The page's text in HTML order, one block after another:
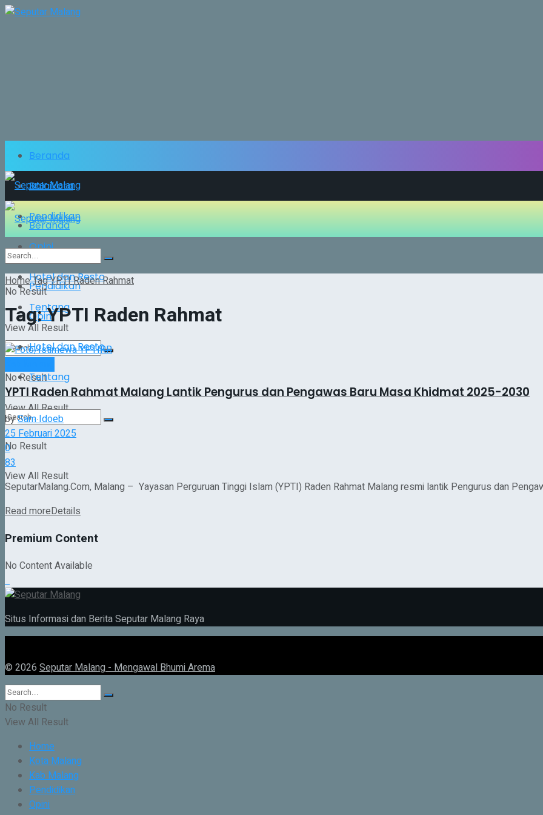
Beranda
Balaikota
Pendidikan
Opini
Hotel dan Resto
Tentang
No Result
View All Result
Beranda
Balaikota
Pendidikan
Opini
Hotel dan Resto
Tentang
No Result
View All Result
No Result
View All Result
HomeTagYPTI Raden Rahmat
Tag:YPTI Raden Rahmat
YPTI Raden Rahmat Malang Lantik Pengurus dan Pengawas Baru Masa Khidmat 2025-2030
bySam Idoeb
25 Februari 2025
0
83
SeputarMalang.Com, Malang – Yayasan Perguruan Tinggi Islam (YPTI) Raden Rahmat Malang resmi lantik Pengurus dan
Read moreDetails
Premium Content
No Content Available
Situs Informasi dan Berita Seputar Malang Raya
© 2026 Seputar Malang - Mengawal Bhumi Arema
No Result
View All Result
Home
Kota Malang
Kab Malang
Pendidikan
Opini